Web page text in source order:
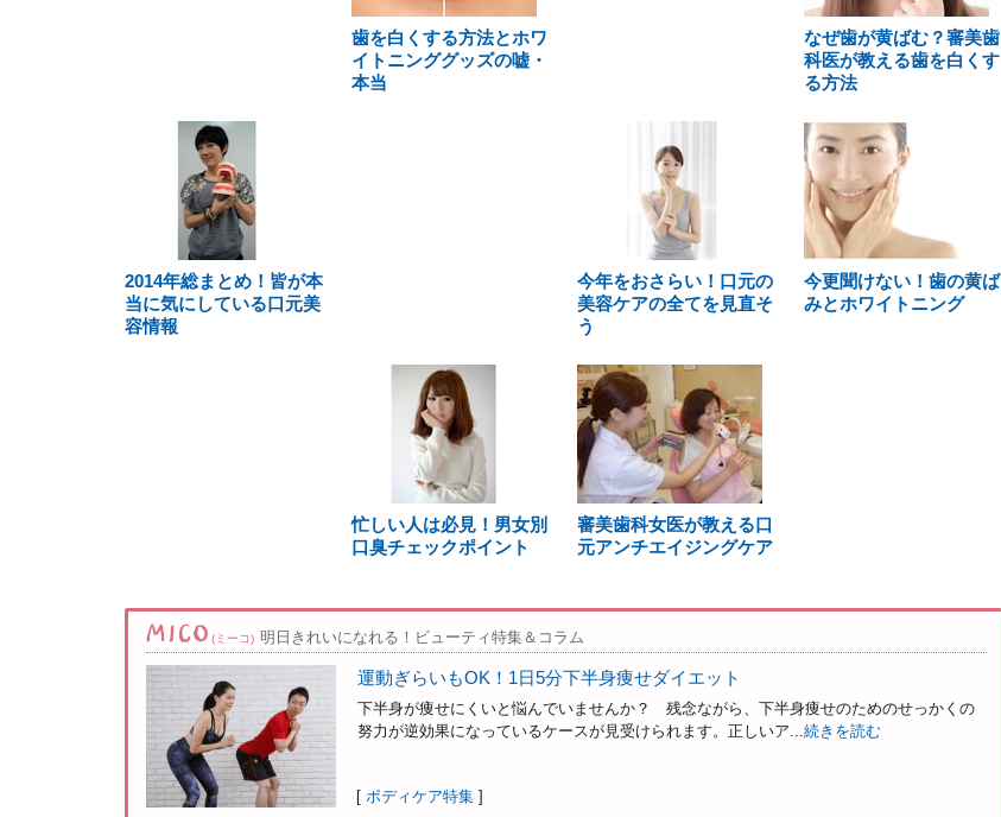
歯を白くする方法とホワ
イトニンググッズの嘘・
本当
なぜ歯が黄ばむ？審美歯
科医が教える歯を白くす
る方法
2014年総まとめ！皆が本
当に気にしている口元美
容情報
今年をおさらい！口元の
美容ケアの全てを見直そ
う
今更聞けない！歯の黄ば
みとホワイトニング
忙しい人は必見！男女別
口臭チェックポイント
審美歯科女医が教える口
元アンチエイジングケア
(ミーコ) 明日きれいになれる！ビューティ特集＆コラム
運動ぎらいもOK！1日5分下半身痩せダイエット
下半身が痩せにくいと悩んでいませんか？ 残念ながら、下半身痩せのためのせっかくの
努力が逆効果になっているケースが見受けられます。正しいア...続きを読む
[ ボディケア特集 ]